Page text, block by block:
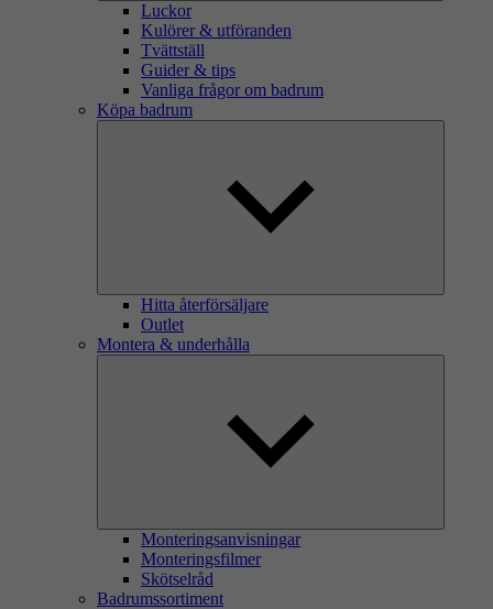
Luckor
Kulörer & utföranden
Tvättställ
Guider & tips
Vanliga frågor om badrum
Köpa badrum
Hitta återförsäljare
Outlet
Montera & underhålla
Monteringsanvisningar
Monteringsfilmer
Skötselråd
Badrumssortiment